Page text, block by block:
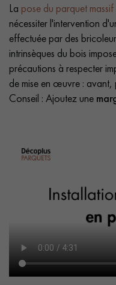
La pose du parquet massif
nécessiter l'intervention
effectuée par des
intrinsèques du bois
précautions à respecter
de mise en œuvre : avant,
Conseil : Ajoutez une